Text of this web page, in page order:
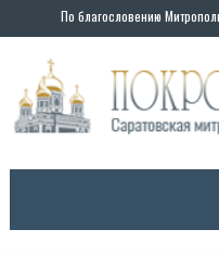
По благословению